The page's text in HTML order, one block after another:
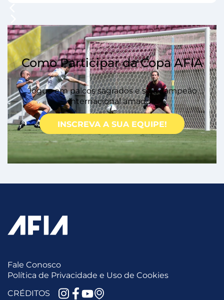
Como Participar da Copa AFIA
Jogue em palcos sagrados e seja campeão
internacional amador!
INSCREVA A SUA EQUIPE!
Fale Conosco
Política de Privacidade e Uso de Cookies
CRÉDITOS